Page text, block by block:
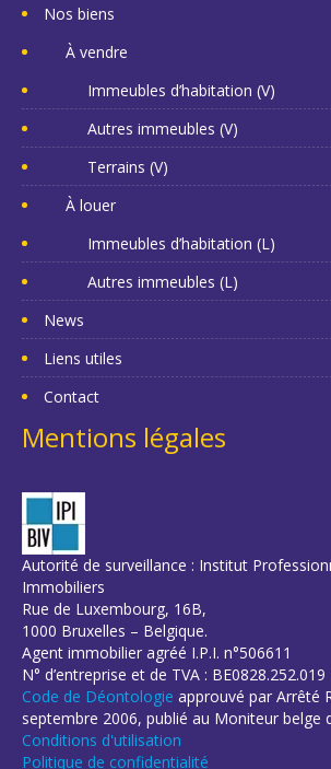
Nos biens
À vendre
Immeubles d’habitation (V)
Autres immeubles (V)
Terrains (V)
À louer
Immeubles d’habitation (L)
Autres immeubles (L)
News
Liens utiles
Contact
Mentions légales
Autorité de surveillance : Institut
Immobiliers
Rue de Luxembourg, 16B,
1000 Bruxelles – Belgique.
Agent immobilier agréé I.P.I. n°506611
N° d’entreprise et de TVA : BE0828.252.019
Code de Déontologie approuvé par Arrêté
septembre 2006, publié au Moniteur belge
Conditions d'utilisation
Politique de confidentialité